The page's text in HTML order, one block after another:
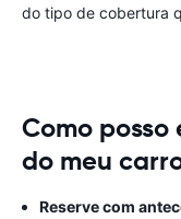
do tipo de cobertura
Como
do meu
Reserve com